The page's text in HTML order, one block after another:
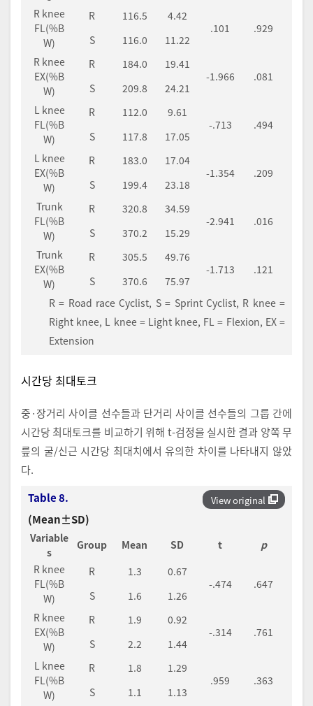
R knee
FL(%B
W)
R 116.5
4.42
.101
.929
S
116.0
11.22
R knee
EX(%B
W)
R 184.0
19.41
-1.966
.081
S
209.8
24.21
L knee
FL(%B
W)
R 112.0
9.61
-.713
.494
S
117.8
17.05
L knee
EX(%B
W)
R 183.0
17.04
-1.354
.209
S
199.4
23.18
Trunk
FL(%B
W)
R 320.8
34.59
-2.941
.016
S
370.2
15.29
Trunk
EX(%B
W)
R 305.5
49.76
-1.713
.121
S
370.6
75.97
R = Road race Cyclist, S = Sprint Cyclist, R knee =
Right knee, L knee = Light knee, FL = Flexion, EX =
Extension
시간당 최대토크
중·장거리 사이클 선수들과 단거리 사이클 선수들의 그룹 간에
시간당 최대토크를 비교하기 위해 t-검정을 실시한 결과 양쪽 무
릎의 굴/신근 시간당 최대치에서 유의한 차이를 나타내지 않았
다.
View original
Table 8.
(Mean±SD)
Variable
s
Group Mean SD t
p
R knee
FL(%B
W)
R 1.3
0.67
-.474
.647
S
1.6
1.26
R knee
EX(%B
W)
R 1.9
0.92
-.314
.761
S
2.2
1.44
L knee
FL(%B
W)
R 1.8
1.29
.959
.363
S
1.1
1.13